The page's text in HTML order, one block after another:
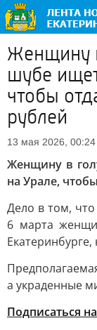
Женщину
шубе
чтобы
рублей
13 мая 2026, 00:24
Женщину в
на Урале,
Дело в том,
6 марта
а украденные
Подписаться